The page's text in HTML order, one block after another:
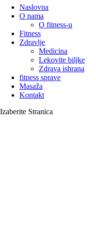
Naslovna
O nama
O fitness-u
Fitness
Zdravlje
Medicina
Lekovite biljke
Zdrava ishrana
fitness sprave
Masaža
Kontakt
Izaberite Stranica